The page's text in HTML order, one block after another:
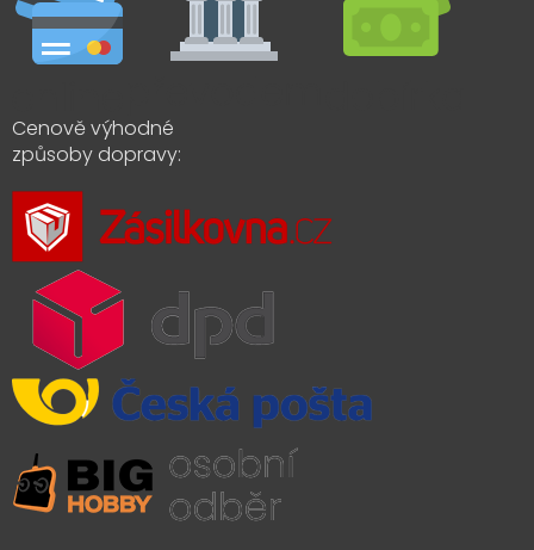
Cenově výhodné
způsoby dopravy: